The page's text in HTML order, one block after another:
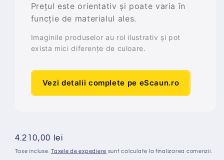
Prețul este orientativ și poate varia în
funcție de materialul ales.
Imaginile produselor au rol ilustrativ și pot
exista mici diferențe de culoare.
Vezi detalii complete pe eScaun.ro
Preț
obișnuit
4.210,00 lei
Taxe incluse.Taxele de expediere sunt calculate la finalizarea comenzii.